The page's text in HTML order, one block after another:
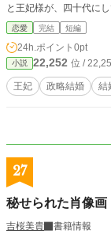
と王妃様が、四十代に
恋愛 完結 短編
24h.ポイント 0pt
小説 22,252 位 /
王妃 政略結婚 結
27
秘せられた肖像画
吉桜美貴 書籍情報